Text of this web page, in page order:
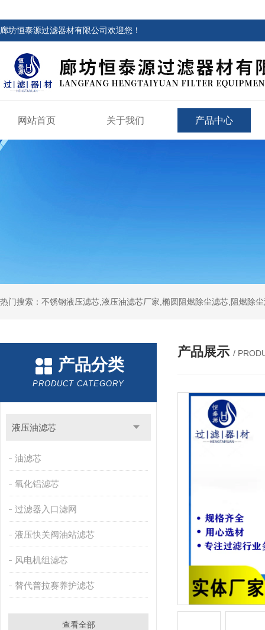
廊坊恒泰源过滤器材有限公司欢迎您！
网站首页 关于我们 产品中心
热门搜索：不锈钢液压滤芯,液压油滤芯厂家,椭圆阻燃除尘滤芯,阻燃除
产品分类
PRODUCT CATEGORY
液压油滤芯
油滤芯
氧化铝滤芯
过滤器入口滤网
液压快关阀油站滤芯
风电机组滤芯
替代普拉赛养护滤芯
查看全部
产品展示 /